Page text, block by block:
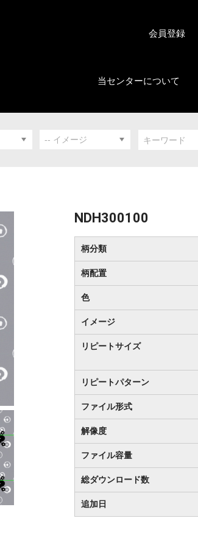
当センターについて
会員登録
NDH300100
柄分類
柄配置
色
イメージ
リピートサイズ
リピートパターン
ファイル形式
解像度
ファイル容量
総ダウンロード数
追加日